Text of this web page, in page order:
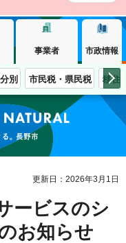
事業者 市政情報
別 市民税・県民税 移住
る。長野市
更新日：2026年3月1日
ービスのシ
お知らせ